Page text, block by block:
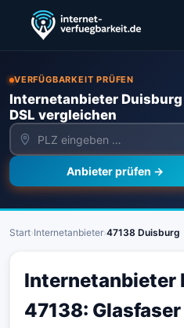
VERFÜGBARKEIT PRÜFEN
Internetanbieter Duisburg
DSL vergleichen
Anbieter prüfen →
Start›Internetanbieter›47138 Duisburg
Internetanbieter
47138: Glasfaser